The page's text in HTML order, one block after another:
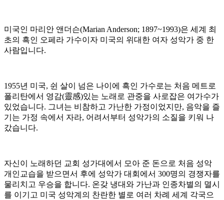
미국인 마리안 앤더슨(Marian Anderson; 1897~1993)은 세계 최
초의 흑인 오페라 가수이자 미국의 위대한 여자 성악가 중 한
사람입니다.
1955년 미국, 쉰 살이 넘은 나이에 흑인 가수로는 처음 메트로
폴리탄에서 영감(靈感)있는 노래로 관중을 사로잡은 여가수가
있었습니다. 그녀는 비참하고 가난한 가정이었지만, 음악을 즐
기는 가정 속에서 자라, 어려서부터 성악가의 소질을 키워 나
갔습니다.
자신이 노래하던 교회 성가대에서 모아 준 돈으로 처음 성악
개인교습을 받으면서 후에 성악가 대회에서 300명의 경쟁자를
물리치고 우승을 합니다. 온갖 냉대와 가난과 인종차별의 멸시
를 이기고 미국 성악계의 찬란한 별로 여러 차례 세계 각국으